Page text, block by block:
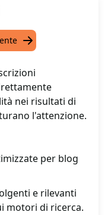
nei risultati di
l'attenzione.
per blog
e rilevanti
motori di ricerca.